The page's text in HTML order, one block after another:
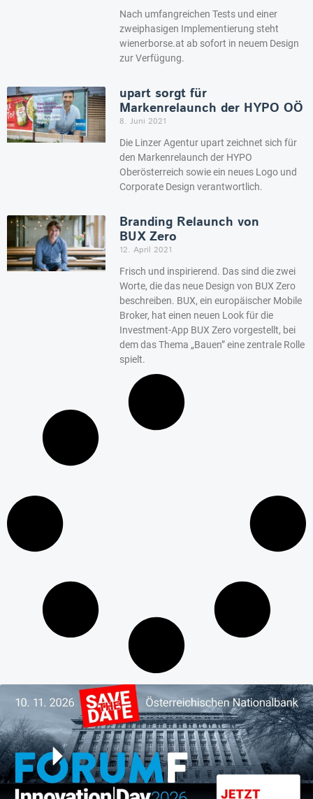
Nach umfangreichen Tests und einer
zweiphasigen Implementierung steht
wienerborse.at ab sofort in neuem Design
zur Verfügung.
upart sorgt für
Markenrelaunch der HYPO OÖ
8. Juni 2021
Die Linzer Agentur upart zeichnet sich für
den Markenrelaunch der HYPO
Oberösterreich sowie ein neues Logo und
Corporate Design verantwortlich.
Branding Relaunch von
BUX Zero
12. April 2021
Frisch und inspirierend. Das sind die zwei
Worte, die das neue Design von BUX Zero
beschreiben. BUX, ein europäischer Mobile
Broker, hat einen neuen Look für die
Investment-App BUX Zero vorgestellt, bei
dem das Thema „Bauen” eine zentrale Rolle
spielt.